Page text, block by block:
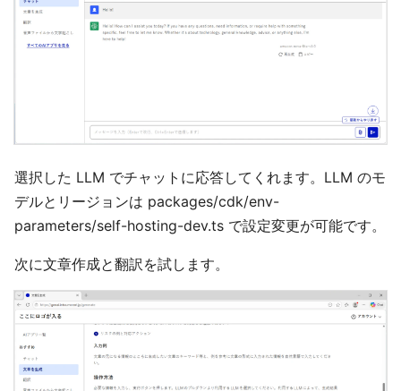
選択した LLM でチャットに応答してくれます。LLM のモ
デルとリージョンは packages/cdk/env-
parameters/self-hosting-dev.ts で設定変更が可能です。
次に文章作成と翻訳を試します。